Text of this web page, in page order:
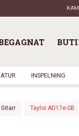
INSPELNING
Taylor AD17e-SB